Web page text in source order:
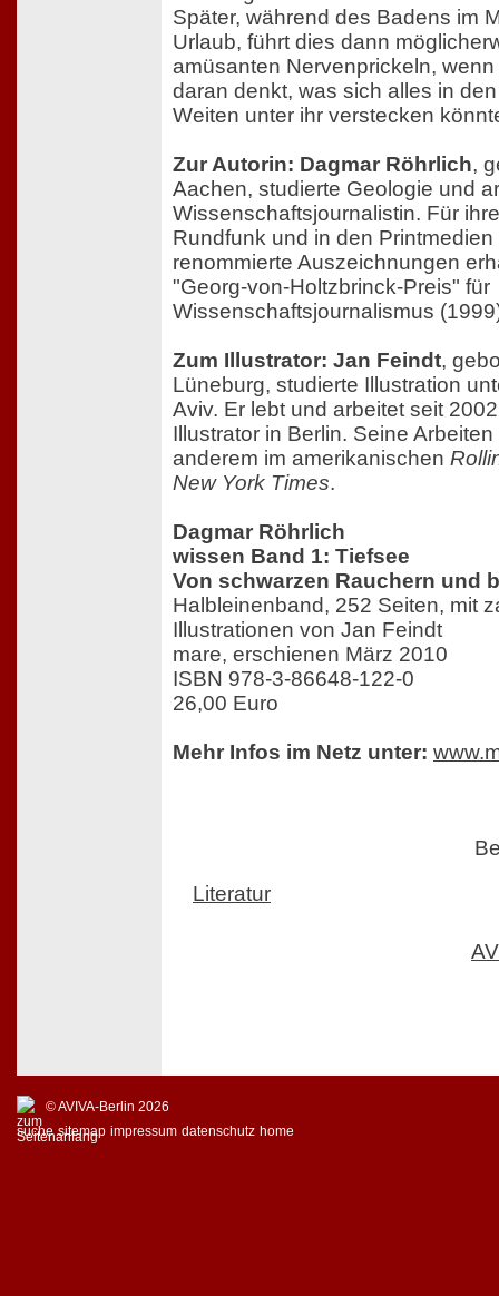
Später, während des Badens im
Urlaub, führt dies dann
amüsanten Nervenprickeln,
daran denkt, was sich alles in
Weiten unter ihr verstecken
Zur Autorin: Dagmar Röhrlich,
Aachen, studierte Geologie und
Wissenschaftsjournalistin. Für
Rundfunk und in den
renommierte Auszeichnungen
"Georg-von-Holtzbrinck-Preis" für
Wissenschaftsjournalismus
Zum Illustrator: Jan Feindt,
Lüneburg, studierte Illustration
Aviv. Er lebt und arbeitet seit
Illustrator in Berlin. Seine
anderem im amerikanischen
New York Times.
Dagmar Röhrlich
wissen Band 1: Tiefsee
Von schwarzen Rauchern und
Halbleinenband, 252 Seiten, mit
Illustrationen von Jan Feindt
mare, erschienen März 2010
ISBN 978-3-86648-122-0
26,00 Euro
Mehr Infos im Netz unter:
Literatur
© AVIVA-Berlin 2026
suche sitemap impressum datenschutz home